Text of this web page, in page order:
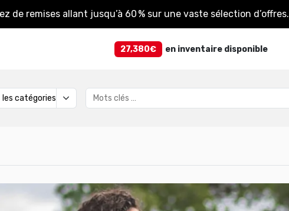
de remises allant jusqu’à 60 % sur une vaste sélection d’offres.
27,380€ en inventaire disponible